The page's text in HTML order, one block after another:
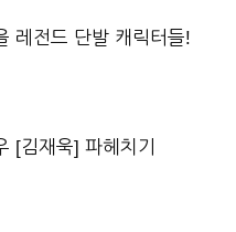
레전드 단발 캐릭터들!
[김재욱] 파헤치기